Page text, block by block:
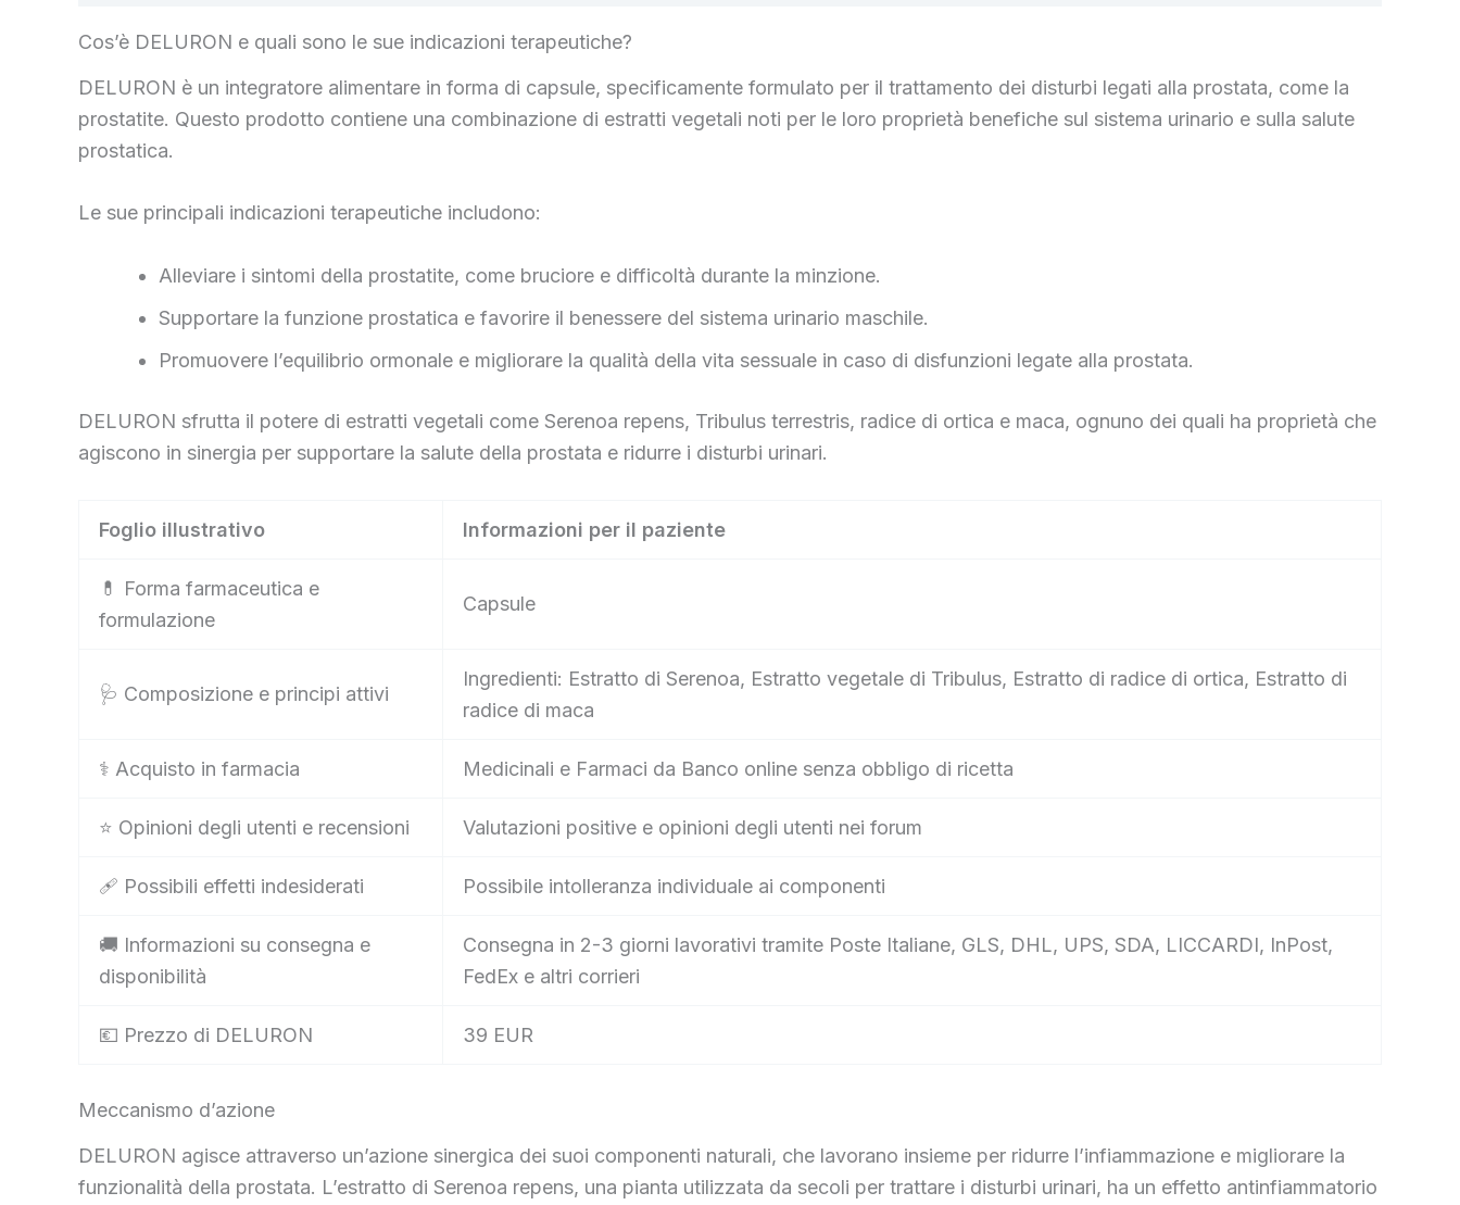
Cos’è DELURON e quali sono le sue indicazioni terapeutiche?
DELURON è un integratore alimentare in forma di capsule, specificamente formulato per il trattamento dei disturbi legati alla prostata, come la
prostatite. Questo prodotto contiene una combinazione di estratti vegetali noti per le loro proprietà benefiche sul sistema urinario e sulla salute
prostatica.
Le sue principali indicazioni terapeutiche includono:
Alleviare i sintomi della prostatite, come bruciore e difficoltà durante la minzione.
Supportare la funzione prostatica e favorire il benessere del sistema urinario maschile.
Promuovere l’equilibrio ormonale e migliorare la qualità della vita sessuale in caso di disfunzioni legate alla prostata.
DELURON sfrutta il potere di estratti vegetali come Serenoa repens, Tribulus terrestris, radice di ortica e maca, ognuno dei quali ha proprietà che
agiscono in sinergia per supportare la salute della prostata e ridurre i disturbi urinari.
Foglio illustrativo Informazioni per il paziente
💊 Forma farmaceutica e
formulazione
Capsule
🩺 Composizione e principi attivi
Ingredienti: Estratto di Serenoa, Estratto vegetale di Tribulus, Estratto di radice di ortica, Estratto di
radice di maca
⚕️ Acquisto in farmacia Medicinali e Farmaci da Banco online senza obbligo di ricetta
⭐ Opinioni degli utenti e recensioni Valutazioni positive e opinioni degli utenti nei forum
🩹 Possibili effetti indesiderati Possibile intolleranza individuale ai componenti
🚚 Informazioni su consegna e
disponibilità
Consegna in 2-3 giorni lavorativi tramite Poste Italiane, GLS, DHL, UPS, SDA, LICCARDI, InPost,
FedEx e altri corrieri
💶 Prezzo di DELURON 39 EUR
Meccanismo d’azione
DELURON agisce attraverso un’azione sinergica dei suoi componenti naturali, che lavorano insieme per ridurre l’infiammazione e migliorare la
funzionalità della prostata. L’estratto di Serenoa repens, una pianta utilizzata da secoli per trattare i disturbi urinari, ha un effetto antinfiammatorio